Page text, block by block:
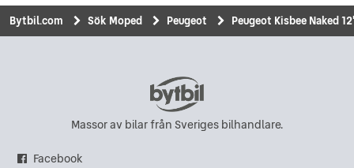
Bytbil.com Sök Moped Peugeot Peugeot Kisbee Naked
Massor av bilar från Sveriges bilhandlare.
Facebook